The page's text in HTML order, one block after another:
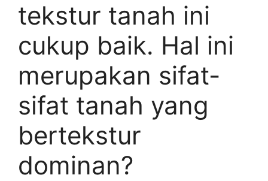
tekstur tanah ini
cukup baik. Hal ini
merupakan sifat-
sifat tanah yang
bertekstur
dominan?